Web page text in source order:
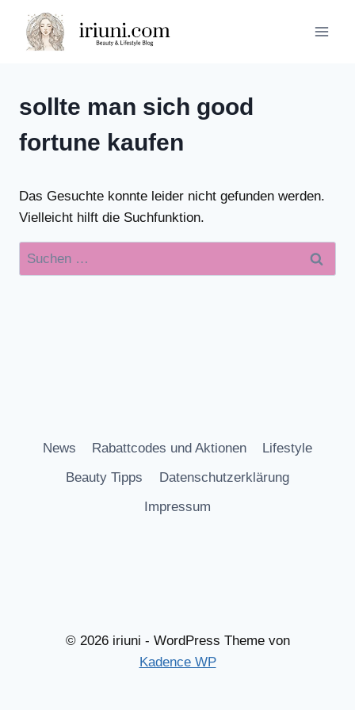
Inhalt
springen
sollte man sich good
fortune kaufen
Das Gesuchte konnte leider nicht gefunden werden.
Vielleicht hilft die Suchfunktion.
Suchen
nach:
News Rabattcodes und Aktionen
Lifestyle
Beauty Tipps
Datenschutzerklärung
Impressum
© 2026 iriuni - WordPress Theme von
Kadence WP